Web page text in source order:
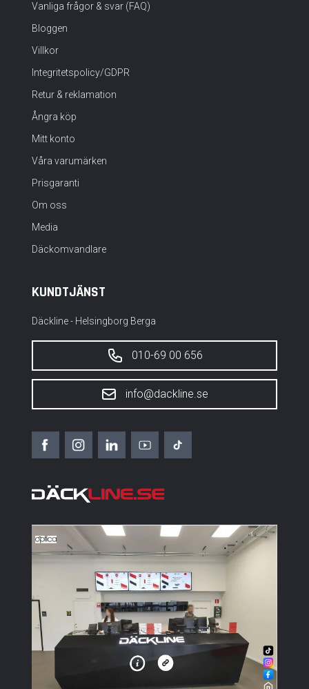
Vanliga frågor & svar (FAQ)
Bloggen
Villkor
Integritetspolicy/GDPR
Retur & reklamation
Ångra köp
Mitt konto
Våra varumärken
Prisgaranti
Om oss
Media
Däckomvandlare
KUNDTJÄNST
Däckline - Helsingborg Berga
010-69 00 656
info@dackline.se